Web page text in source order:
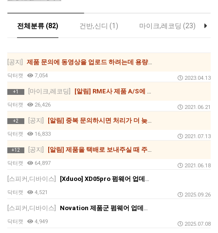
전체분류 (82) 건반,신디 (1) 마이크,레코딩 (23)
[공지] 제품 문의에 동영상을 업로드 하려는데 용량 떄문에 업로드를 못하는 경우?
닥터캣 7,054 2023.04.13
+1 [마이크,레코딩] [알림] RME사 제품 A/S에 대한 참고 사항입니다.
닥터캣 26,426 2021.06.21
+2 [공지] [알림] 중복 문의하시면 처리가 더 늦어집니다.
닥터캣 16,833 2021.07.13
+12 [공지] [알림] 제품을 택배로 보내주실 때 주의 사항
닥터캣 64,897 2021.06.18
[스피커,디바이스] [Xduoo] XD05pro 펌웨어 업데이트 방법 안내
닥터캣 4,521 2025.09.26
[스피커,디바이스] Novation 제품군 펌웨어 업데이트 진행 방법 (Feat, Novation Components)
닥터캣 4,949 2025.07.08